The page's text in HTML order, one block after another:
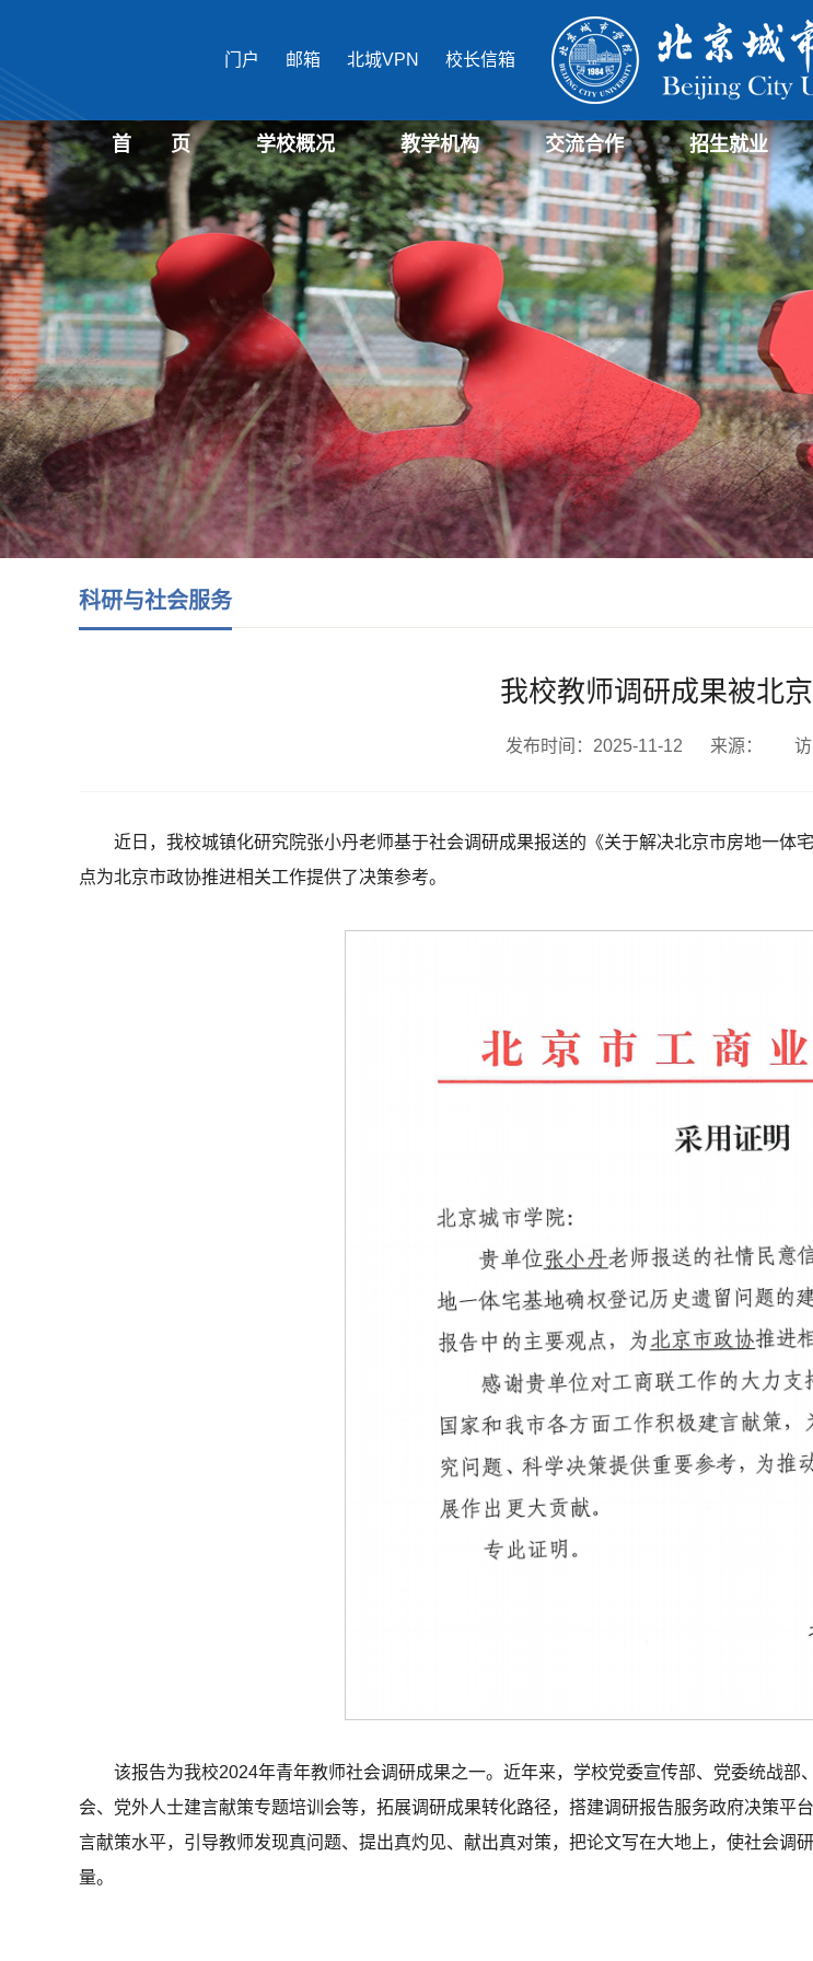
门户 邮箱 北城VPN 校长信箱
首 页 学校概况
学校介绍
现任领导
机构设置
教学机构
公共管理学部
经济管理学部
国际文化与传播学部
艺术设计学部
表演学部
生物医药学部
信息学部
城市建设学部
教育学部
教育培训中心
文化遗产学部
马克思主义学院
交流合作 招生就业
招生信息
就业信息
研究生招生信息
北城-华威项目管理硕士
北城-中德合作办学项目
科研与社会服务
我校教师调研成果被北
发布时间：2025-11-12 来源： 访
近日，我校城镇化研究院张小丹老师基于社会调研成果报送的《关于解决北京市房地一
点为北京市政协推进相关工作提供了决策参考。
该报告为我校2024年青年教师社会调研成果之一。近年来，学校党委宣传部、党委统战
会、党外人士建言献策专题培训会等，拓展调研成果转化路径，搭建调研报告服务政府决策
言献策水平，引导教师发现真问题、提出真灼见、献出真对策，把论文写在大地上，使社会调
量。